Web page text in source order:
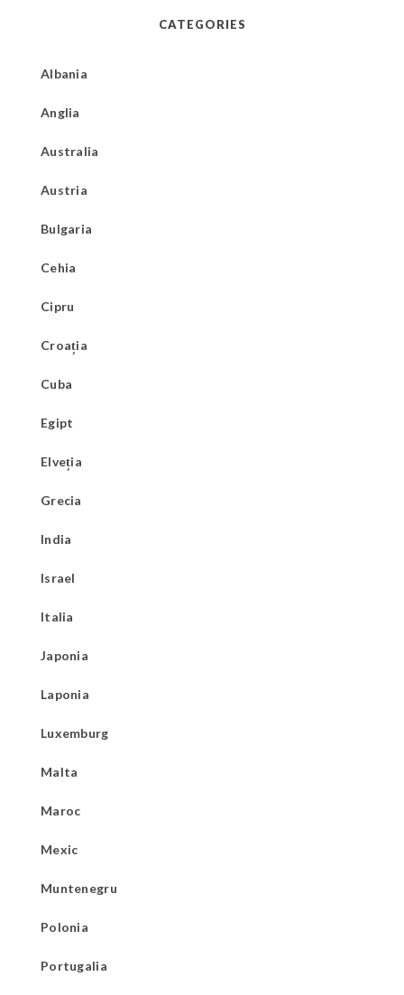
CATEGORIES
Albania
Anglia
Australia
Austria
Bulgaria
Cehia
Cipru
Croația
Cuba
Egipt
Elveția
Grecia
India
Israel
Italia
Japonia
Laponia
Luxemburg
Malta
Maroc
Mexic
Muntenegru
Polonia
Portugalia